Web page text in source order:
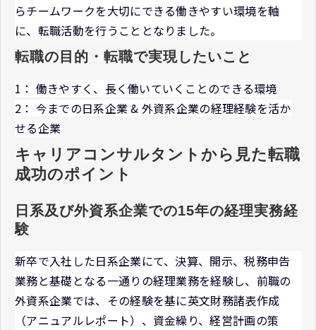
らチームワークを大切にできる働きやすい環境を軸
に、転職活動を行うこととなりました。
転職の目的・転職で実現したいこと
1： 働きやすく、長く働いていくことのできる環境
2： 今までの日系企業 & 外資系企業の経理経験を活か
せる企業
キャリアコンサルタントから見た転職
成功のポイント
日系及び外資系企業での15年の経理実務経
験
新卒で入社した日系企業にて、決算、開示、税務申告
業務と基礎となる一通りの経理業務を経験し、前職の
外資系企業では、その経験を基に英文財務諸表作成
（アニュアルレポート）、資金繰り、経営計画の策